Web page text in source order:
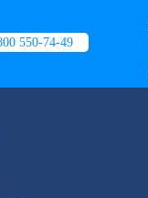
550-74-49